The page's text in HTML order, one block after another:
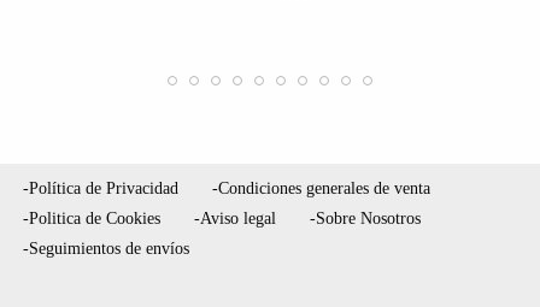
-Política de Privacidad
-Condiciones generales de venta
-Politica de Cookies
-Aviso legal
-Sobre Nosotros
-Seguimientos de envíos